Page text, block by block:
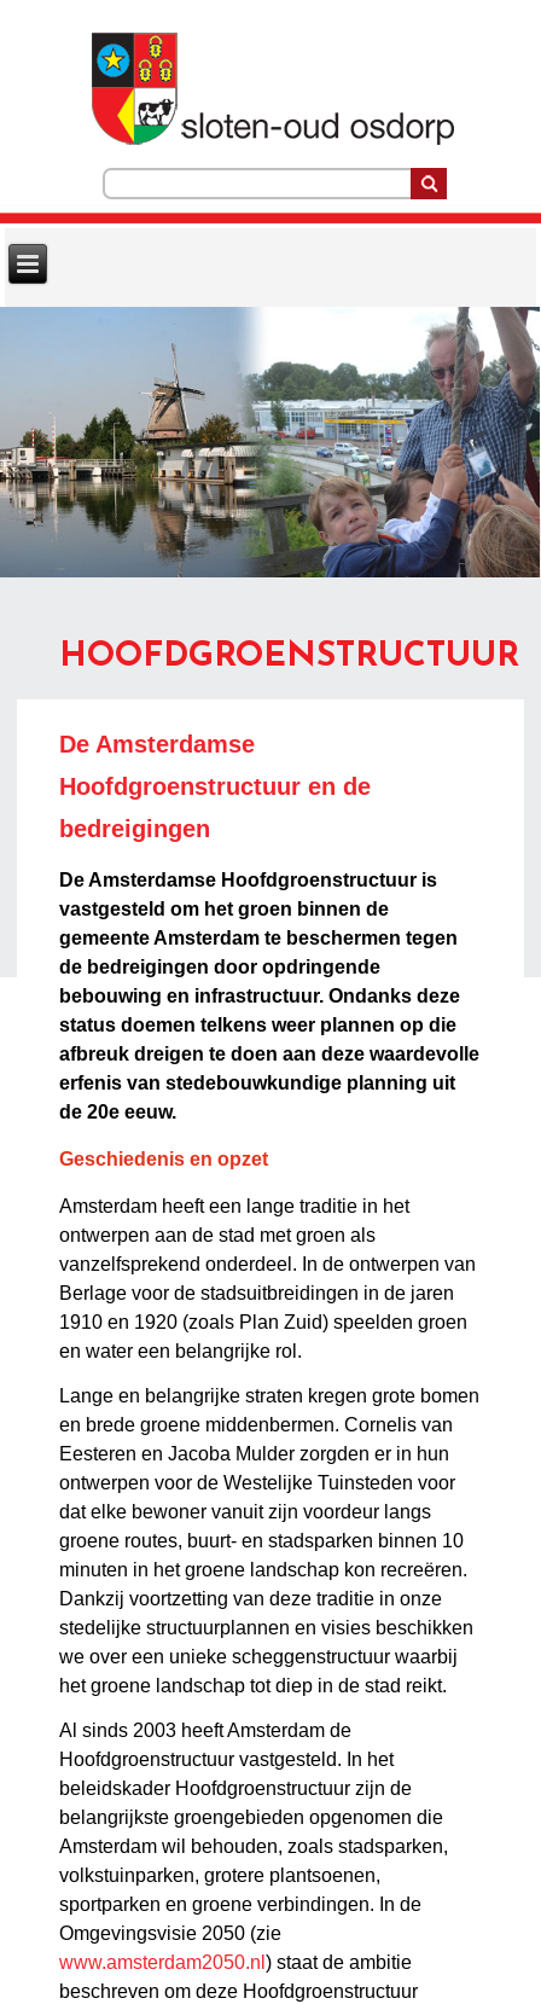
HOOFDGROENSTRUCTUUR
De Amsterdamse
Hoofdgroenstructuur en de
bedreigingen
De Amsterdamse Hoofdgroenstructuur is
vastgesteld om het groen binnen de
gemeente Amsterdam te beschermen tegen
de bedreigingen door opdringende
bebouwing en infrastructuur. Ondanks deze
status doemen telkens weer plannen op die
afbreuk dreigen te doen aan deze waardevolle
erfenis van stedebouwkundige planning uit
de 20e eeuw.
Geschiedenis en opzet
Amsterdam heeft een lange traditie in het
ontwerpen aan de stad met groen als
vanzelfsprekend onderdeel. In de ontwerpen van
Berlage voor de stadsuitbreidingen in de jaren
1910 en 1920 (zoals Plan Zuid) speelden groen
en water een belangrijke rol.
Lange en belangrijke straten kregen grote bomen
en brede groene middenbermen. Cornelis van
Eesteren en Jacoba Mulder zorgden er in hun
ontwerpen voor de Westelijke Tuinsteden voor
dat elke bewoner vanuit zijn voordeur langs
groene routes, buurt- en stadsparken binnen 10
minuten in het groene landschap kon recreëren.
Dankzij voortzetting van deze traditie in onze
stedelijke structuurplannen en visies beschikken
we over een unieke scheggenstructuur waarbij
het groene landschap tot diep in de stad reikt.
Al sinds 2003 heeft Amsterdam de
Hoofdgroenstructuur vastgesteld. In het
beleidskader Hoofdgroenstructuur zijn de
belangrijkste groengebieden opgenomen die
Amsterdam wil behouden, zoals stadsparken,
volkstuinparken, grotere plantsoenen,
sportparken en groene verbindingen. In de
Omgevingsvisie 2050 (zie
www.amsterdam2050.nl) staat de ambitie
beschreven om deze Hoofdgroenstructuur